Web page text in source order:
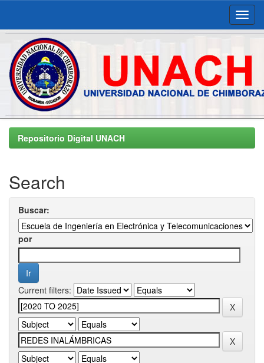
Skip
navigationRepositorio Digital UNACH
Search
Buscar:
por
Current filters: